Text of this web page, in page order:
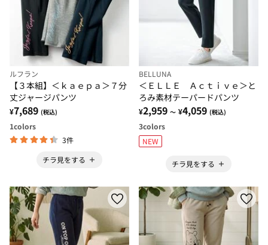
ルフラン
【３本組】＜ｋａｅｐａ＞７分
丈ジャージパンツ
¥7,689 (税込)
1colors
3件
チラ見をする
BELLUNA
＜ＥＬＬＥ Ａｃｔｉｖｅ＞と
ろみ素材テーパードパンツ
¥2,959 ～ ¥4,059 (税込)
3colors
NEW
チラ見をする